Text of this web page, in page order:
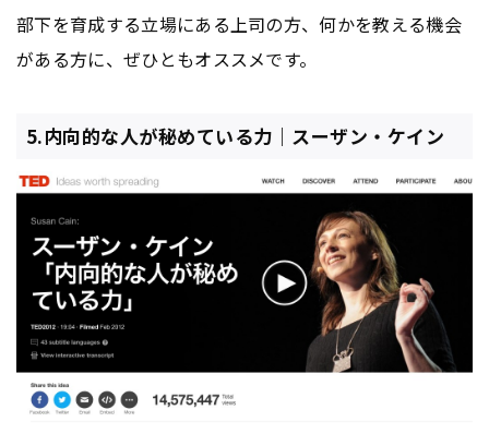
部下を育成する立場にある上司の方、何かを教える機会
がある方に、ぜひともオススメです。
5.内向的な人が秘めている力｜スーザン・ケイン